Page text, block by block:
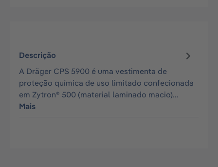
Descrição
A Dräger CPS 5900 é uma vestimenta de
proteção química de uso limitado confecionada
em Zytron® 500 (material laminado macio)…
Mais